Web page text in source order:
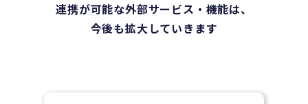
連携が可能な外部サービス・機能は、
今後も拡大していきます